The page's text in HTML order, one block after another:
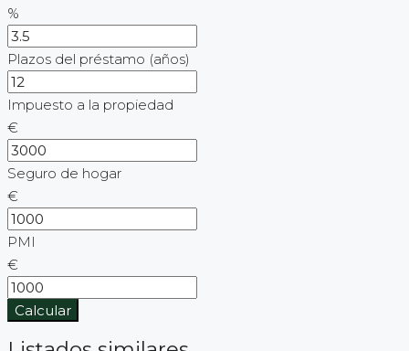
%
Plazos del préstamo (años)
Impuesto a la propiedad
€
Seguro de hogar
€
PMI
€
Calcular